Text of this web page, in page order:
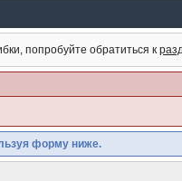
попробуйте обратиться к
форму ниже.